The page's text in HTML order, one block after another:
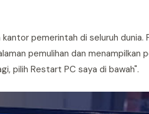
pemerintah di seluruh
pemulihan dan
pilih Restart PC saya di bawah".